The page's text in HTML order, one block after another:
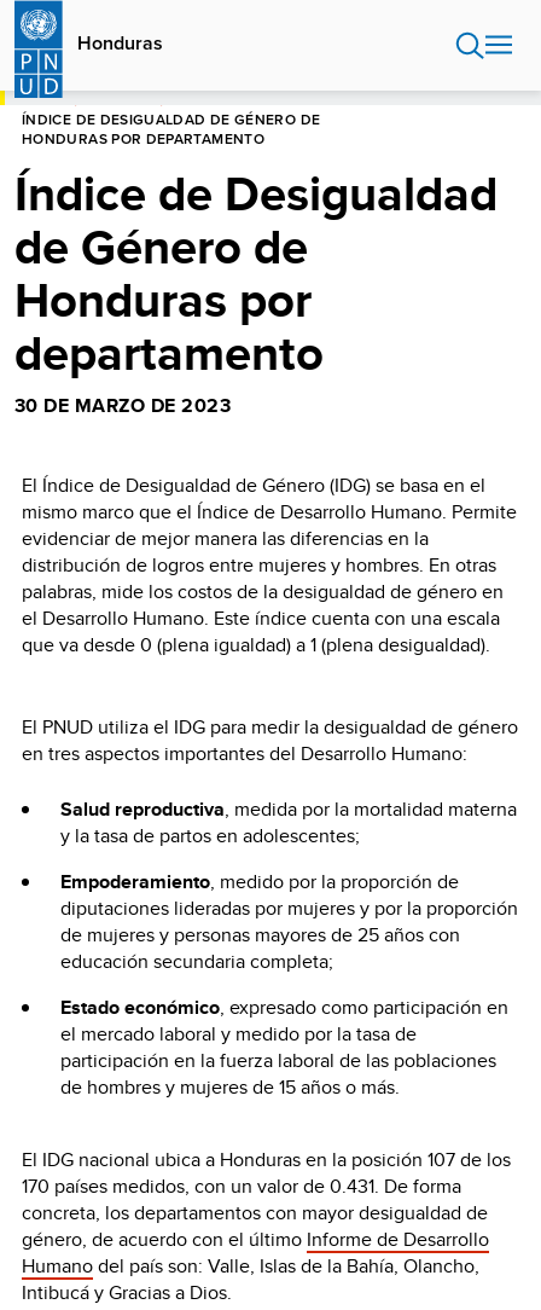
Pasar
contenido
principal
Honduras
HOME
ÍNDICE DE DESIGUALDAD DE GÉNERO DE
HONDURAS POR DEPARTAMENTO
Índice de Desigualdad
de Género de
Honduras por
departamento
30 DE MARZO DE 2023
El Índice de Desigualdad de Género (IDG) se basa en el
mismo marco que el Índice de Desarrollo Humano. Permite
evidenciar de mejor manera las diferencias en la
distribución de logros entre mujeres y hombres. En otras
palabras, mide los costos de la desigualdad de género en
el Desarrollo Humano. Este índice cuenta con una escala
que va desde 0 (plena igualdad) a 1 (plena desigualdad).
El PNUD utiliza el IDG para medir la desigualdad de género
en tres aspectos importantes del Desarrollo Humano:
Salud reproductiva, medida por la mortalidad materna
y la tasa de partos en adolescentes;
Empoderamiento, medido por la proporción de
diputaciones lideradas por mujeres y por la proporción
de mujeres y personas mayores de 25 años con
educación secundaria completa;
Estado económico, expresado como participación en
el mercado laboral y medido por la tasa de
participación en la fuerza laboral de las poblaciones
de hombres y mujeres de 15 años o más.
El IDG nacional ubica a Honduras en la posición 107 de los
170 países medidos, con un valor de 0.431. De forma
concreta, los departamentos con mayor desigualdad de
género, de acuerdo con el último Informe de Desarrollo
Humanodel país son: Valle, Islas de la Bahía, Olancho,
Intibucá y Gracias a Dios.